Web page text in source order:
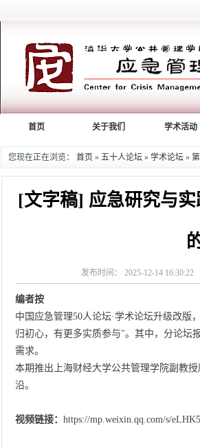
首页 关于我们 学术活动
您现在正在浏览： 首页 » 五十人论坛 » 学术论坛 »
[文字稿] 应急研究与
发布时间： 2025-12-14
编者按
中国应急管理50人论坛·学术论坛升级改
归初心，有更多实质参与"。其中，分论坛
需求。
本期推出上海财经大学公共管理学院副教
沿。
视频链接：https://mp.weixin.qq.com/s/